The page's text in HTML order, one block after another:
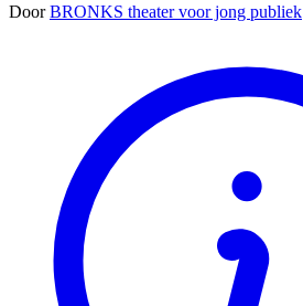
Door BRONKS theater voor jong publiek